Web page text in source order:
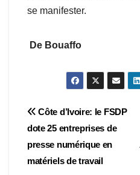
se manifester.
De Bouaffo
Navigation
de
l’article
Côte d’Ivoire: le FSDP
dote 25 entreprises de
presse numérique en
matériels de travail